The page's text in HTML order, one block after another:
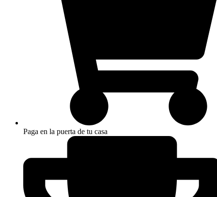
Paga en la puerta de tu casa